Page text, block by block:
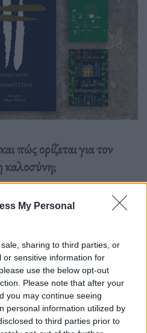
My Personal
sharing to third parties, or
or sensitive information for
use the below opt-out
Please note that after your
you may continue seeing
personal information utilized by
to third parties prior to
πώς ορίζεται για τον
καλοσύνη;
→
βιβλίο,Ιζαμπέλ Αλιέντε, προτάσεις